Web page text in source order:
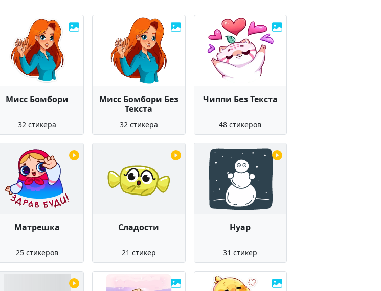
Мисс Бомбори
32 стикера
Мисс Бомбори Без
Текста
32 стикера
Чиппи Без Текста
48 стикеров
Матрешка
25 стикеров
Сладости
21 стикер
Нуар
31 стикер